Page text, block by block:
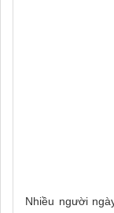
Nhiều người